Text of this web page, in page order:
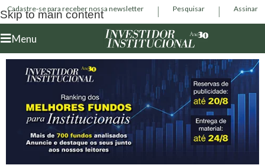
Skip to main content
Cadastre-se para receber nossa newsletter Pesquisar Assinar
Menu